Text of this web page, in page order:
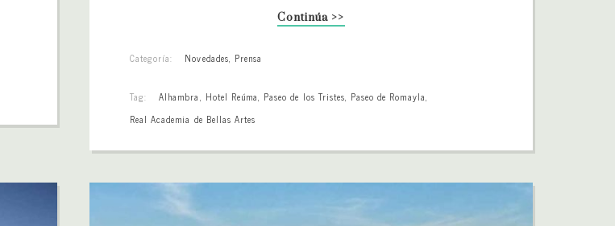
Continúa >>
Categoría: Novedades, Prensa
Tag: Alhambra, Hotel Reúma, Paseo de los Tristes, Paseo de Romayla,
Real Academia de Bellas Artes